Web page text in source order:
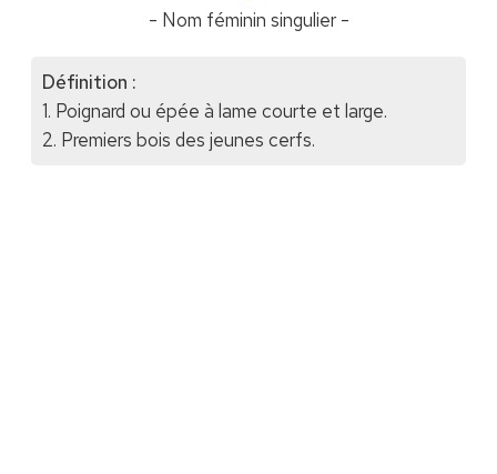
- Nom féminin singulier -
Définition :
1. Poignard ou épée à lame courte et large.
2. Premiers bois des jeunes cerfs.